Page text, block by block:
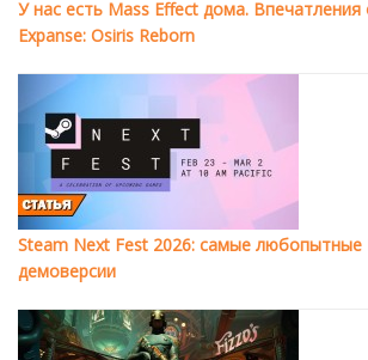
У нас есть Mass Effect дома. Впечатления
Expanse: Osiris Reborn
Steam Next Fest 2026: самые любопытные
демоверсии